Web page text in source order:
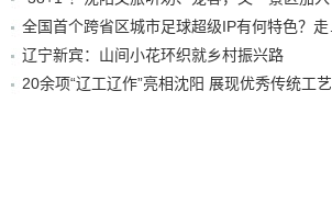
辽宁新宾：山间小花环织就乡村振兴路
20余项“辽工辽作”亮相沈阳 展现优秀传统工艺